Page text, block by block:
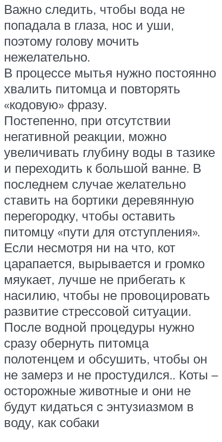
Важно следить, чтобы вода не
попадала в глаза, нос и уши,
поэтому голову мочить
нежелательно.
В процессе мытья нужно постоянно
хвалить питомца и повторять
«кодовую» фразу.
Постепенно, при отсутствии
негативной реакции, можно
увеличивать глубину воды в тазике
и переходить к большой ванне. В
последнем случае желательно
ставить на бортики деревянную
перегородку, чтобы оставить
питомцу «пути для отступления».
Если несмотря ни на что, кот
царапается, вырывается и громко
мяукает, лучше не прибегать к
насилию, чтобы не провоцировать
развитие стрессовой ситуации.
После водной процедуры нужно
сразу обернуть питомца
полотенцем и обсушить, чтобы он
не замерз и не простудился.. Коты –
осторожные животные и они не
будут кидаться с энтузиазмом в
воду, как собаки